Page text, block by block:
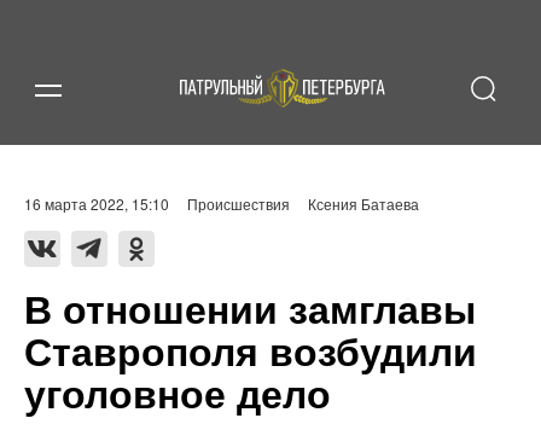
16 марта 2022, 15:10 Происшествия Ксения Батаева
В отношении замглавы
Ставрополя возбудили
уголовное дело